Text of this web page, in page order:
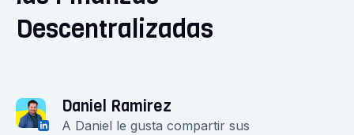
Descentralizadas
Daniel Ramirez
A Daniel le gusta compartir sus